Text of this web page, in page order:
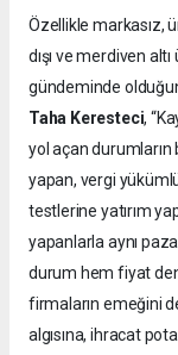
Özellikle markasız,
dışı ve merdiven
gündeminde
Taha Keresteci,
yol açan
yapan, vergi
testlerine yatırım
yapanlarla aynı
durum hem fiyat
firmaların emeğini
algısına, ihracat